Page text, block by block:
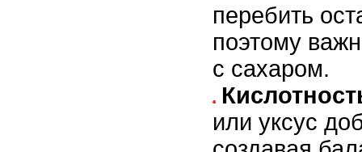
перебить
поэтому
с сахаром.
или уксус